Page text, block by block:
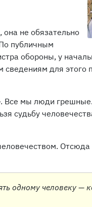
она не обязательно
публичным
обороны, у
для этого
Все мы люди
судьбу
одному человеку —